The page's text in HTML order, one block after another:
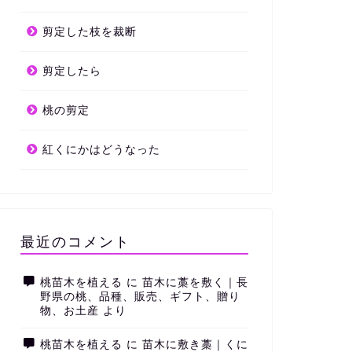
剪定した枝を裁断
剪定したら
桃の剪定
紅くにかはどうなった
最近のコメント
桃苗木を植える に 苗木に藁を敷く｜長
野県の桃、品種、販売、ギフト、贈り
物、お土産 より
桃苗木を植える に 苗木に敷き藁｜くに